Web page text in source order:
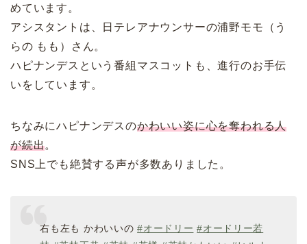
めています。
アシスタントは、日テレアナウンサーの浦野モモ（う
らの もも）さん。
ハピナンデスという番組マスコットも、進行のお手伝
いをしています。
ちなみにハピナンデスのかわいい姿に心を奪われる人
が続出。
SNS上でも絶賛する声が多数ありました。
右も左も かわいいの#オードリー #オードリー若